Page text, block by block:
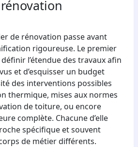
de rénovation passe avant
rigoureuse. Le premier
l’étendue des travaux afin
et d’esquisser un budget
des interventions possibles
thermique, mises aux normes
de toiture, ou encore
complète. Chacune d’elle
spécifique et souvent
de métier différents.